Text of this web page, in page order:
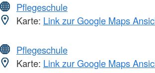
Pflegeschule
Karte: Link zur Google Maps
Pflegeschule
Karte: Link zur Google Maps